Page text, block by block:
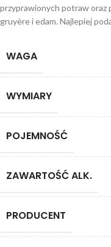
przyprawionych potraw oraz
gruyère i edam. Najlepiej
WAGA
WYMIARY
POJEMNOŚĆ
ZAWARTOŚĆ ALK.
PRODUCENT